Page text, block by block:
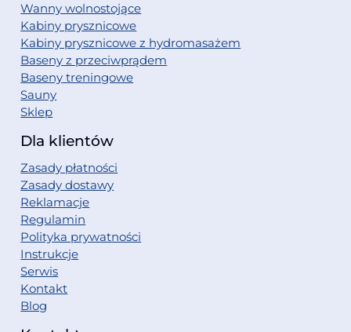
Wanny wolnostojące
Kabiny prysznicowe
Kabiny prysznicowe z hydromasażem
Baseny z przeciwprądem
Baseny treningowe
Sauny
Sklep
Dla klientów
Zasady płatności
Zasady dostawy
Reklamacje
Regulamin
Polityka prywatności
Instrukcje
Serwis
Kontakt
Blog